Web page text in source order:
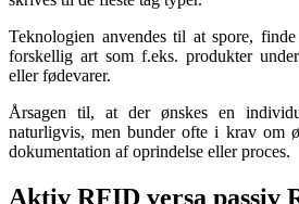
Teknologien anvendes til at spore,
forskellig art som f.eks. produkter
eller fødevarer.
Årsagen til, at der ønskes en
naturligvis, men bunder ofte i krav om
dokumentation af oprindelse eller proces.
Aktiv RFID versa passiv